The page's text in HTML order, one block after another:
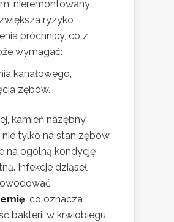
nieremontowany
ryzyko
próchnicy, co z
wymagać:
kanałowego,
zębów.
kamień nazębny
nie tylko na stan zębów,
na ogólną kondycję
Infekcje dziąseł
, co oznacza
bakterii w krwiobiegu.